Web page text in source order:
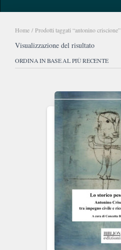
Home / Prodotti taggati “antonino criscione”
Visualizzazione del risultato